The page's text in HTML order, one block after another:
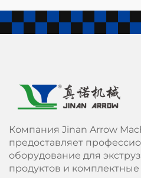
Компания Jinan Arrow
предоставляет
оборудование для
продуктов и